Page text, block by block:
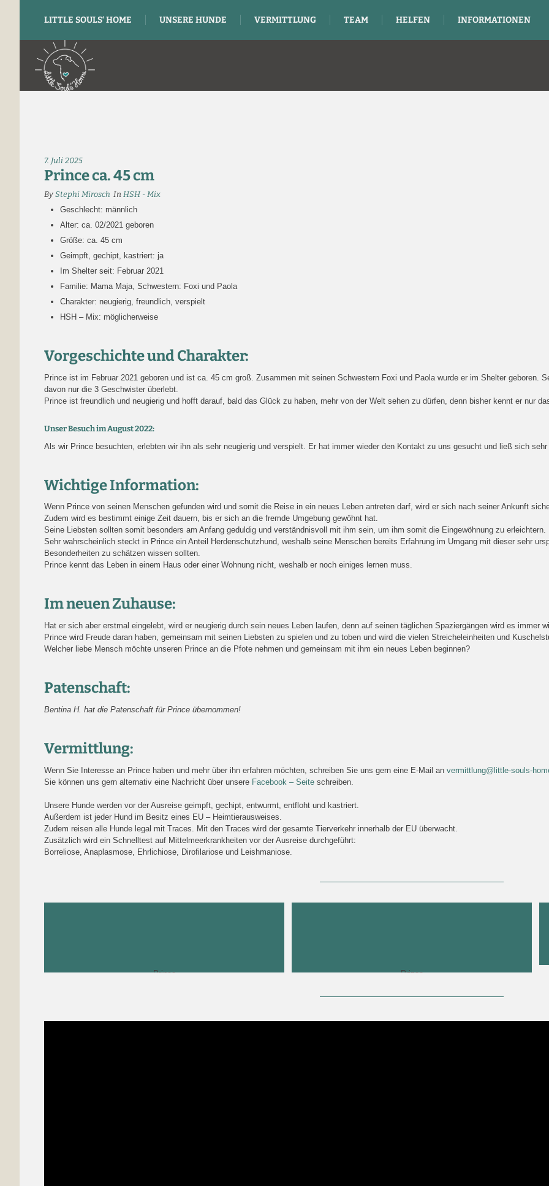
LITTLE SOULS‘ HOME UNSERE HUNDE VERMITTLUNG TEAM HELFEN INFORMATIONEN
7. Juli 2025
Prince ca. 45 cm
By Stephi Mirosch In HSH - Mix
Geschlecht: männlich
Alter: ca. 02/2021 geboren
Größe: ca. 45 cm
Geimpft, gechipt, kastriert: ja
Im Shelter seit: Februar 2021
Familie: Mama Maja, Schwestern: Foxi und Paola
Charakter: neugierig, freundlich, verspielt
HSH – Mix: möglicherweise
Vorgeschichte und Charakter:
Prince ist im Februar 2021 geboren und ist ca. 45 cm groß. Zusammen mit seinen Schwestern Foxi und Paola wurde er im Shelter geboren.
davon nur die 3 Geschwister überlebt.
Prince ist freundlich und neugierig und hofft darauf, bald das Glück zu haben, mehr von der Welt sehen zu dürfen, denn bisher kennt er nur
Unser Besuch im August 2022:
Als wir Prince besuchten, erlebten wir ihn als sehr neugierig und verspielt. Er hat immer wieder den Kontakt zu uns gesucht und ließ sich sehr
Wichtige Information:
Wenn Prince von seinen Menschen gefunden wird und somit die Reise in ein neues Leben antreten darf, wird er sich nach seiner Ankunft
Zudem wird es bestimmt einige Zeit dauern, bis er sich an die fremde Umgebung gewöhnt hat.
Seine Liebsten sollten somit besonders am Anfang geduldig und verständnisvoll mit ihm sein, um ihm somit die Eingewöhnung zu erleichtern.
Sehr wahrscheinlich steckt in Prince ein Anteil Herdenschutzhund, weshalb seine Menschen bereits Erfahrung im Umgang mit dieser sehr
Besonderheiten zu schätzen wissen sollten.
Prince kennt das Leben in einem Haus oder einer Wohnung nicht, weshalb er noch einiges lernen muss.
Im neuen Zuhause:
Hat er sich aber erstmal eingelebt, wird er neugierig durch sein neues Leben laufen, denn auf seinen täglichen Spaziergängen wird es immer
Prince wird Freude daran haben, gemeinsam mit seinen Liebsten zu spielen und zu toben und wird die vielen Streicheleinheiten und
Welcher liebe Mensch möchte unseren Prince an die Pfote nehmen und gemeinsam mit ihm ein neues Leben beginnen?
Patenschaft:
Bentina H. hat die Patenschaft für Prince übernommen!
Vermittlung:
Wenn Sie Interesse an Prince haben und mehr über ihn erfahren möchten, schreiben Sie uns gern eine E-Mail an vermittlung@little-souls-
Sie können uns gern alternativ eine Nachricht über unsere Facebook – Seite schreiben.
Unsere Hunde werden vor der Ausreise geimpft, gechipt, entwurmt, entfloht und kastriert.
Außerdem ist jeder Hund im Besitz eines EU – Heimtierausweises.
Zudem reisen alle Hunde legal mit Traces. Mit den Traces wird der gesamte Tierverkehr innerhalb der EU überwacht.
Zusätzlich wird ein Schnelltest auf Mittelmeerkrankheiten vor der Ausreise durchgeführt:
Borreliose, Anaplasmose, Ehrlichiose, Dirofilariose und Leishmaniose.
Prince
Prince